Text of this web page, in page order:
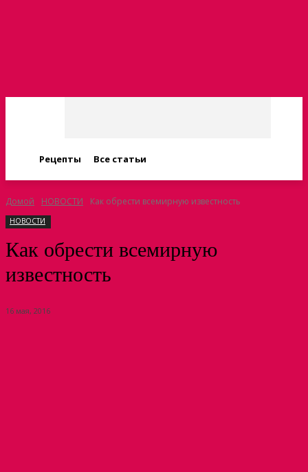
Рецепты Все статьи
Домой НОВОСТИ Как обрести всемирную известность
НОВОСТИ
Как обрести всемирную
известность
16 мая, 2016